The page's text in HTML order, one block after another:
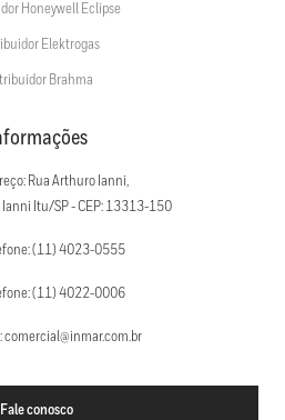
Honeywell Eclipse
Elektrogas
Brahma
Rua Arthuro Ianni,
Ianni Itu/SP - CEP: 13313-150
(11) 4023-0555
(11) 4022-0006
comercial@inmar.com.br
Fale conosco